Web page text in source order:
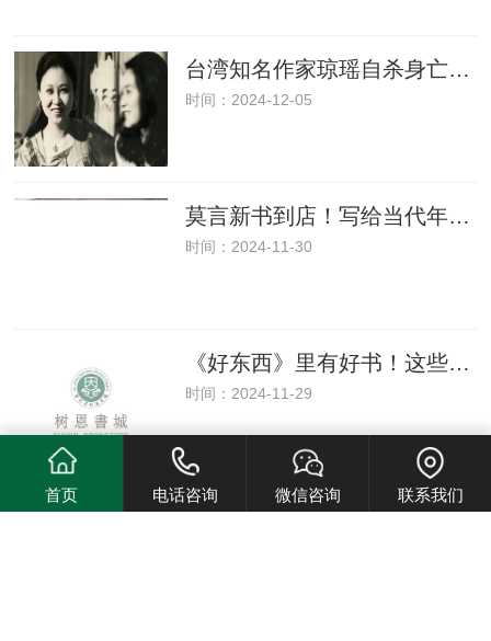
台湾知名作家琼瑶自杀身亡，附创作年表
时间：2024-12-05
莫言新书到店！写给当代年轻人
时间：2024-11-30
《好东西》里有好书！这些电影彩蛋你肯定没发现！
时间：2024-11-29
感恩节书单｜ 那些生命中温暖而美好的瞬间
首页 电话咨询 微信咨询 联系我们